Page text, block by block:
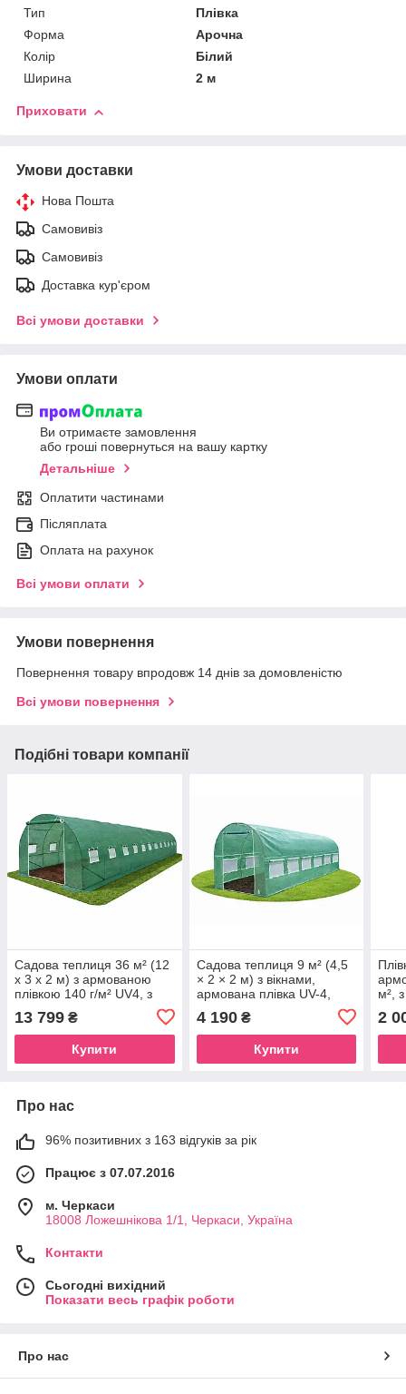
Тип
Плівка
Форма
Арочна
Колір
Білий
Ширина
2 м
Приховати
Умови доставки
Нова Пошта
Самовивіз
Самовивіз
Доставка кур'єром
Всі умови доставки
Умови оплати
Ви отримаєте замовлення
або гроші повернуться на вашу картку
Детальніше
Оплатити частинами
Післяплата
Оплата на рахунок
Всі умови оплати
Умови повернення
Повернення товару впродовж 14 днів за домовленістю
Всі умови повернення
Подібні товари компанії
Садова теплиця 36 м² (12
х 3 х 2 м) з армованою
плівкою 140 г/м² UV4, з
Зелена (Польща)
13 799 ₴
Купити
Садова теплиця 9 м² (4,5
× 2 × 2 м) з вікнами,
армована плівка UV-4,
4 190₴
Купити
м²,
2
Про нас
96% позитивних з 163 відгуків за рік
Працює з 07.07.2016
м. Черкаси
18008 Ложешнікова 1/1, Черкаси, Україна
Контакти
Сьогодні вихідний
Показати весь графік роботи
Про нас